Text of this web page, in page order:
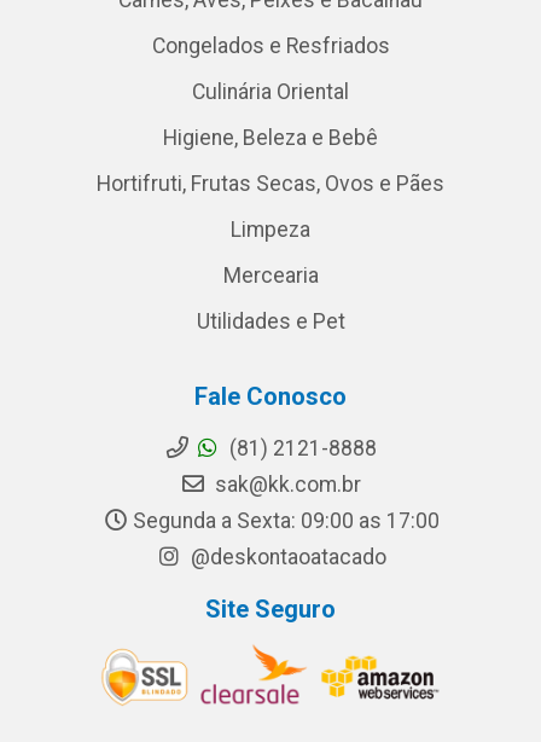
Congelados e Resfriados
Culinária Oriental
Higiene, Beleza e Bebê
Hortifruti, Frutas Secas, Ovos e Pães
Limpeza
Mercearia
Utilidades e Pet
Fale Conosco
(81) 2121-8888
sak@kk.com.br
Segunda a Sexta: 09:00 as 17:00
@deskontaoatacado
Site Seguro